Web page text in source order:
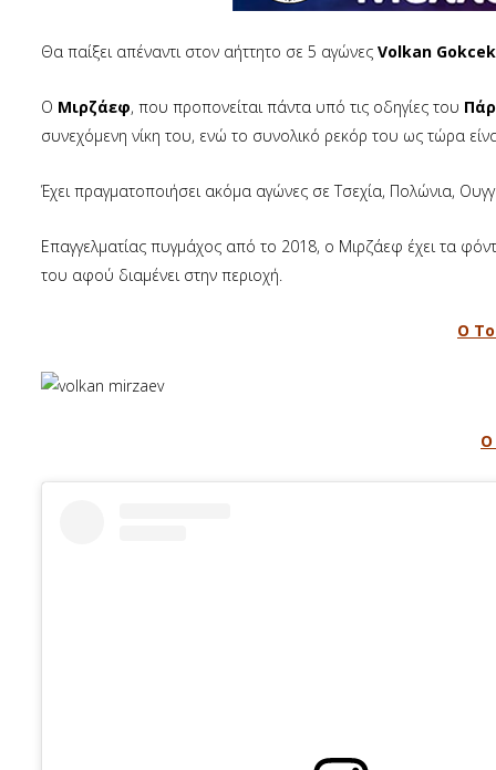
Θα παίξει απέναντι στον αήττητο σε 5 αγώνες Volkan Gokcek
Ο Μιρζάεφ, που προπονείται πάντα υπό τις οδηγίες του
συνεχόμενη νίκη του, ενώ το συνολικό ρεκόρ του ως τώρα
Έχει πραγματοποιήσει ακόμα αγώνες σε Τσεχία, Πολώνια,
Επαγγελματίας πυγμάχος από το 2018, ο Μιρζάεφ έχει τα
του αφού διαμένει στην περιοχή.
Ο